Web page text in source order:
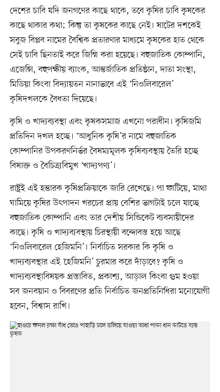
দেশের চাবি যদি জনগণের কাছে থাকে, তবে কৃষির চাবি কৃষকের
কাছে থাকার কথা; কিন্তু তা কৃষকের কাছে নেই। ষাটের দশকেই
সবুজ বিপ্লব নামের বৈশ্বিক প্রতারণার মাধ্যমে কৃষকের হাত থেকে
সেই চাবি ছিনতাই করে জিম্মি করা হয়েছে। বহুজাতিক কোম্পানি,
এজেন্সি, বহুপক্ষীয় ব্যাংক, আন্তর্জাতিক প্রতিষ্ঠান, দাতা সংস্থা,
মিডিয়া কিংবা বিদ্যায়তন নানাভাবে এই ‘নিওলিবারেল’
কৃষিদখলকে বৈধতা দিয়েছে।
কৃষি ও খাদ্যব্যবস্থা এবং কৃষকসমাজ এখনো পরাধীন। কৃষিজমি
প্রতিদিন দখল হচ্ছে। ‘আধুনিক কৃষি’র নামে বহুজাতিক
কোম্পানির উপকরণনির্ভর বৈষম্যমূলক কৃষিব্যবস্থায় তৈরি হচ্ছে
বিষাক্ত ও বৈচিত্র্যবিমুখ ‘খাদ্যপণ্য’।
রাষ্ট্রই এই হন্তারক কৃষিপ্রক্রিয়াকে জারি রেখেছে। পা ফাটিয়ে, মাথা
ঘামিয়ে কৃষির উৎপাদন খরচের প্রায় বেশির ভাগটাই চলে যাচ্ছে
বহুজাতিক কোম্পানি এবং তার দেশীয় সিন্ডিকেট ব্যবসায়ীদের
কাছে। কৃষি ও খাদ্যব্যবস্থায় চিরস্থায়ী বন্দোবস্ত হয়ে আছে
‘নিওলিবারেল হেজিমনি’। নির্বাচিত সরকার কি কৃষি ও
খাদ্যব্যবস্থার এই ‘হেজিমনি’ চুরমার করে দাঁড়াবে? কৃষি ও
খাদ্যব্যবস্থাবিষয়ক প্রস্তাবিত, প্রকাশ্য, আড়াল কিংবা গুম হওয়া
সব জনবয়ান ও বিবরণের প্রতি নির্বাচিত জনপ্রতিনিধিরা মনোযোগী
হবেন, বিশ্বাস রাখি।